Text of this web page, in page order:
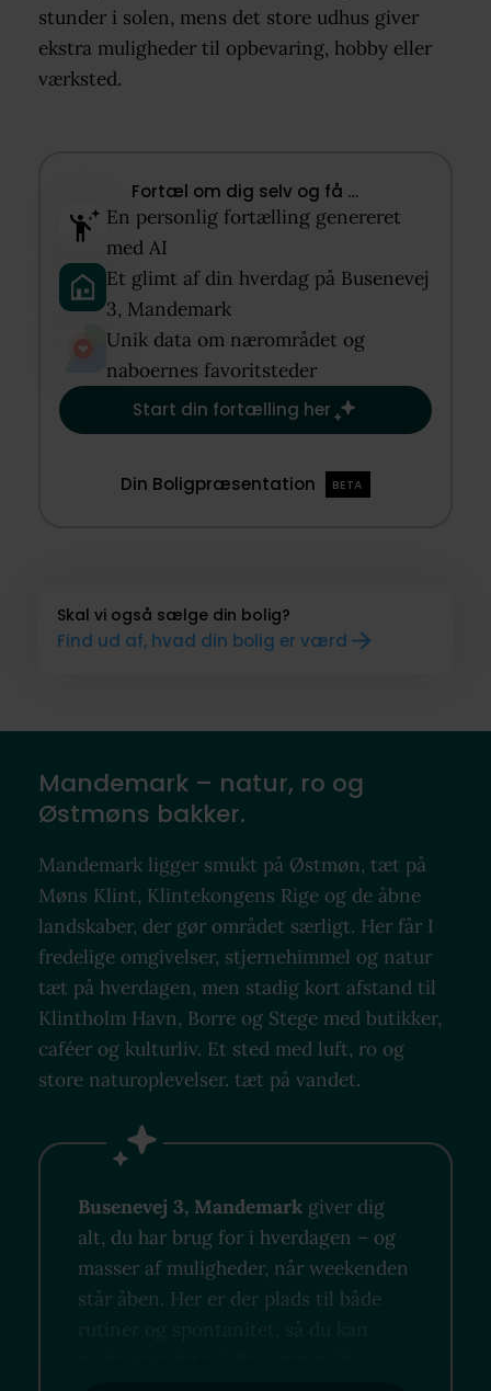
stunder i solen, mens det store udhus giver
ekstra muligheder til opbevaring, hobby eller
værksted.
Fortæl om dig selv og få …​
En personlig fortælling genereret
med AI​
Et glimt af din hverdag på Busenevej
3, Mandemark​
Unik data om nærområdet og
naboernes favoritsteder​
Start din fortælling her
Din Boligpræsentation BETA
Skal vi også sælge din bolig?
Find ud af, hvad din bolig er værd
Mandemark – natur, ro og
Østmøns bakker.
Mandemark ligger smukt på Østmøn, tæt på
Møns Klint, Klintekongens Rige og de åbne
landskaber, der gør området særligt. Her får I
fredelige omgivelser, stjernehimmel og natur
tæt på hverdagen, men stadig kort afstand til
Klintholm Havn, Borre og Stege med butikker,
caféer og kulturliv. Et sted med luft, ro og
store naturoplevelser. tæt på vandet.
Busenevej 3, Mandemark giver dig
alt, du har brug for i hverdagen – og
masser af muligheder, når weekenden
står åben. Her er der plads til både
rutiner og spontanitet, så du kan